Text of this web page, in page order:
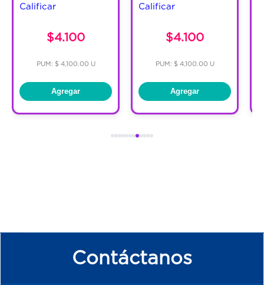
Calificar
$4.100
PUM: $ 4,100.00 U
Agregar
Calificar
$4.100
PUM: $ 4,100.00 U
Agregar
Contáctanos